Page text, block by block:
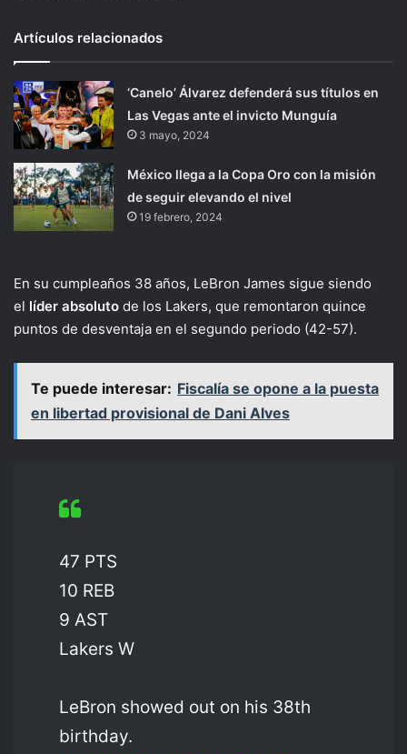
Artículos relacionados
‘Canelo’ Álvarez defenderá sus títulos en
Las Vegas ante el invicto Munguía
3 mayo, 2024
México llega a la Copa Oro con la misión
de seguir elevando el nivel
19 febrero, 2024
En su cumpleaños 38 años, LeBron James sigue siendo
el líder absoluto de los Lakers, que remontaron quince
puntos de desventaja en el segundo periodo (42-57).
Te puede interesar: Fiscalía se opone a la puesta
en libertad provisional de Dani Alves
47 PTS
10 REB
9 AST
Lakers W
LeBron showed out on his 38th
birthday.